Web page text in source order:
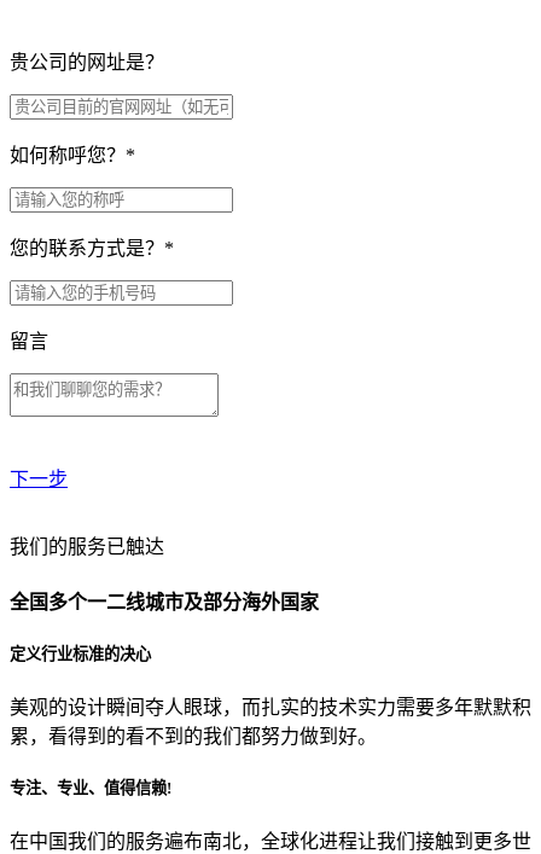
贵公司的网址是？
如何称呼您？ *
您的联系方式是？ *
留言
下一步
贵公司预算范围是？
贵公司的团队规模是？
目前主要的营销渠道是？
我们的服务已触达
全国多个一二线城市及部分海外国家
定义行业标准的决心
美观的设计瞬间夺人眼球，而扎实的技术实力需要多年默默积
累，看得到的看不到的我们都努力做到好。
专注、专业、值得信赖!
在中国我们的服务遍布南北，全球化进程让我们接触到更多世